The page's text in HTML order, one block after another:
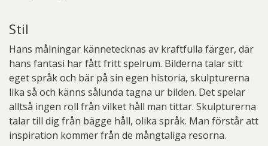
Stil
Hans målningar kännetecknas av kraftfulla färger, där
hans fantasi har fått fritt spelrum. Bilderna talar sitt
eget språk och bär på sin egen historia, skulpturerna
lika så och känns sålunda tagna ur bilden. Det spelar
alltså ingen roll från vilket håll man tittar. Skulpturerna
talar till dig från bägge håll, olika språk. Man förstår att
inspiration kommer från de mångtaliga resorna.